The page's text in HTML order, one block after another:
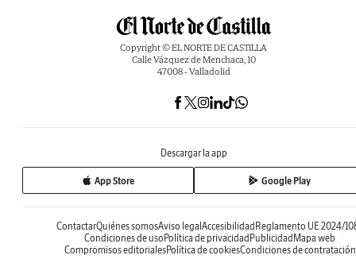
Copyright © EL NORTE DE CASTILLA
Calle Vázquez de Menchaca, 10
47008 - Valladolid
Descargar la app
App Store Google Play
ContactarQuiénes somosAviso legal Accesibilidad Reglamento UE 2024/
Condiciones de uso Política de privacidad Publicidad Mapa web
Compromisos editorialesPolítica de cookiesCondiciones de contratación